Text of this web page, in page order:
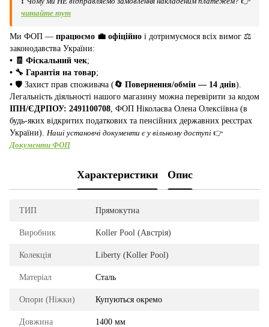
читайте тут
Ми ФОП — працюємо 💼 офіційно і дотримуємося всіх вимог ⚖️
законодавства України:
• 🧾 Фіскальний чек;
• 🔧 Гарантія на товар;
• 🛡️ Захист прав споживача (🔄 Повернення/обмін — 14 днів).
Легальність діяльності нашого магазину можна перевірити за кодом
ІПН/ЄДРПОУ: 2491100708 , ФОП Ніколаєва Олена Олексіївна (в
будь-яких відкритих податкових та пенсійних державних реєстрах
України). Наші установчі документи є у вільному доступі 👉
Документи ФОП
Характеристики Опис
ТИП Прямокутна
Виробник Koller Pool (Австрія)
Колекція Liberty (Koller Pool)
Матеріал Сталь
Опори (Ніжки) Купуються окремо
Довжина 1400 мм